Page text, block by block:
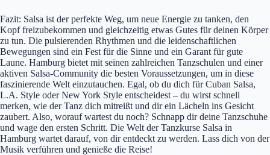
Fazit: Salsa ist der perfekte Weg, um neue Energie zu tanken, den
Kopf freizubekommen und gleichzeitig etwas Gutes für deinen Körper
zu tun. Die pulsierenden Rhythmen und die leidenschaftlichen
Bewegungen sind ein Fest für die Sinne und ein Garant für gute
Laune. Hamburg bietet mit seinen zahlreichen Tanzschulen und einer
aktiven Salsa-Community die besten Voraussetzungen, um in diese
faszinierende Welt einzutauchen. Egal, ob du dich für Cuban Salsa,
L.A. Style oder New York Style entscheidest – du wirst schnell
merken, wie der Tanz dich mitreißt und dir ein Lächeln ins Gesicht
zaubert. Also, worauf wartest du noch? Schnapp dir deine Tanzschuhe
und wage den ersten Schritt. Die Welt der Tanzkurse Salsa in
Hamburg wartet darauf, von dir entdeckt zu werden. Lass dich von der
Musik verführen und genieße die Reise!